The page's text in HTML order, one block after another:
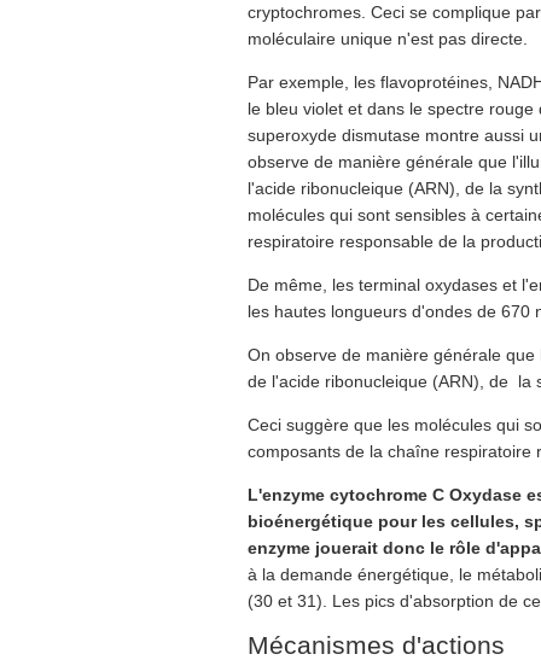
cryptochromes. Ceci se complique
moléculaire unique n'est pas directe.
Par exemple, les flavoprotéines,
le bleu violet et dans le spectre
superoxyde dismutase montre aussi
observe de manière générale que
l'acide ribonucleique (ARN), de la
molécules qui sont sensibles à
respiratoire responsable de la
De même, les terminal oxydases et
les hautes longueurs d'ondes de 670
On observe de manière générale
de l'acide ribonucleique (ARN), de la
Ceci suggère que les molécules qui
composants de la chaîne respiratoire
L'enzyme cytochrome C Oxydase
bioénergétique pour les cellules,
enzyme jouerait donc le rôle
à la demande énergétique, le
(30 et 31). Les pics d'absorption de
Mécanismes d'actions